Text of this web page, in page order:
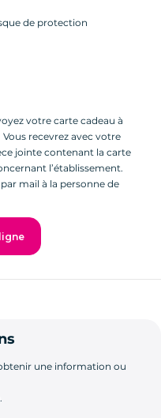
de protection
votre carte cadeau à
recevrez avec votre
jointe contenant la carte
l’établissement.
mail à la personne de
une information ou